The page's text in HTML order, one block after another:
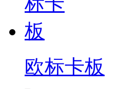
欧标卡板